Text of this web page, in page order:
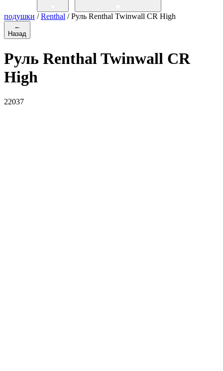
подушки / Renthal / Руль Renthal Twinwall CR High
←
Назад
Руль Renthal Twinwall CR
High
22037